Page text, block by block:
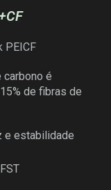
é
de fibras de
e estabilidade